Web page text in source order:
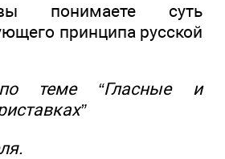
суть
принципа русской
теме “Гласные и